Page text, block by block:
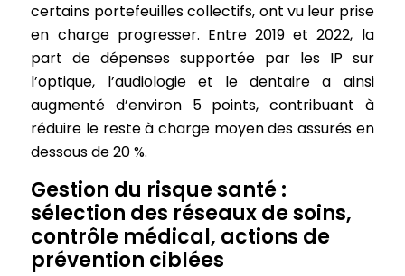
certains portefeuilles collectifs, ont vu leur prise
en charge progresser. Entre 2019 et 2022, la
part de dépenses supportée par les IP sur
l’optique, l’audiologie et le dentaire a ainsi
augmenté d’environ 5 points, contribuant à
réduire le reste à charge moyen des assurés en
dessous de 20 %.
Gestion du risque santé :
sélection des réseaux de soins,
contrôle médical, actions de
prévention ciblées